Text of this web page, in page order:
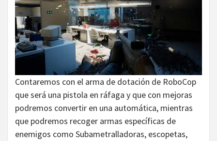
Contaremos con el arma de dotación de RoboCop
que será una pistola en ráfaga y que con mejoras
podremos convertir en una automática, mientras
que podremos recoger armas específicas de
enemigos como Subametralladoras, escopetas,